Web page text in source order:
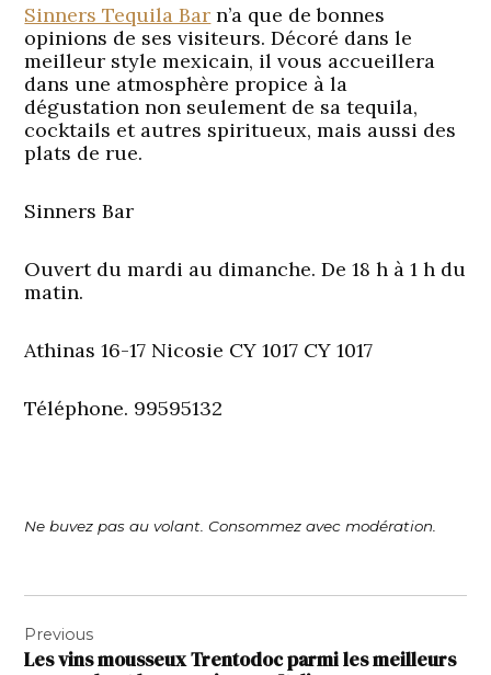
Sinners Tequila Bar n’a que de bonnes
opinions de ses visiteurs. Décoré dans le
meilleur style mexicain, il vous accueillera
dans une atmosphère propice à la
dégustation non seulement de sa tequila,
cocktails et autres spiritueux, mais aussi des
plats de rue.
Sinners Bar
Ouvert du mardi au dimanche. De 18 h à 1 h du
matin.
Athinas 16-17 Nicosie CY 1017 CY 1017
Téléphone. 99595132
Ne buvez pas au volant. Consommez avec modération.
de
Previous
Les vins mousseux Trentodoc parmi les meilleurs